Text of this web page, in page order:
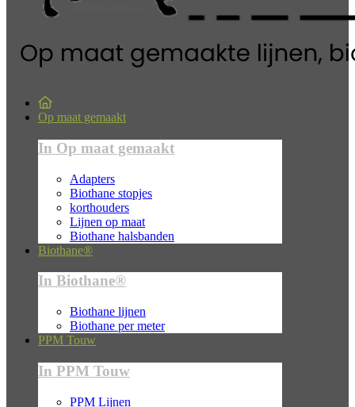
Op maat gemaakt
In Op maat gemaakt
Adapters
Biothane stopjes
korthouders
Lijnen op maat
Biothane halsbanden
Biothane®
In Biothane®
Biothane lijnen
Biothane per meter
PPM Touw
In PPM Touw
PPM Lijnen